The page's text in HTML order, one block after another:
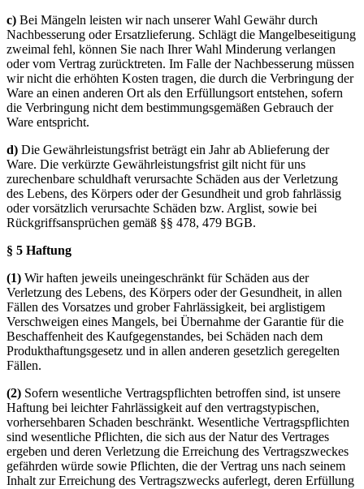
c) Bei Mängeln leisten wir nach unserer Wahl Gewähr durch
Nachbesserung oder Ersatzlieferung. Schlägt die Mangelbeseitigung
zweimal fehl, können Sie nach Ihrer Wahl Minderung verlangen
oder vom Vertrag zurücktreten. Im Falle der Nachbesserung müssen
wir nicht die erhöhten Kosten tragen, die durch die Verbringung der
Ware an einen anderen Ort als den Erfüllungsort entstehen, sofern
die Verbringung nicht dem bestimmungsgemäßen Gebrauch der
Ware entspricht.
d) Die Gewährleistungsfrist beträgt ein Jahr ab Ablieferung der
Ware. Die verkürzte Gewährleistungsfrist gilt nicht für uns
zurechenbare schuldhaft verursachte Schäden aus der Verletzung
des Lebens, des Körpers oder der Gesundheit und grob fahrlässig
oder vorsätzlich verursachte Schäden bzw. Arglist, sowie bei
Rückgriffsansprüchen gemäß §§ 478, 479 BGB.
§ 5 Haftung
(1) Wir haften jeweils uneingeschränkt für Schäden aus der
Verletzung des Lebens, des Körpers oder der Gesundheit, in allen
Fällen des Vorsatzes und grober Fahrlässigkeit, bei arglistigem
Verschweigen eines Mangels, bei Übernahme der Garantie für die
Beschaffenheit des Kaufgegenstandes, bei Schäden nach dem
Produkthaftungsgesetz und in allen anderen gesetzlich geregelten
Fällen.
(2) Sofern wesentliche Vertragspflichten betroffen sind, ist unsere
Haftung bei leichter Fahrlässigkeit auf den vertragstypischen,
vorhersehbaren Schaden beschränkt. Wesentliche Vertragspflichten
sind wesentliche Pflichten, die sich aus der Natur des Vertrages
ergeben und deren Verletzung die Erreichung des Vertragszweckes
gefährden würde sowie Pflichten, die der Vertrag uns nach seinem
Inhalt zur Erreichung des Vertragszwecks auferlegt, deren Erfüllung